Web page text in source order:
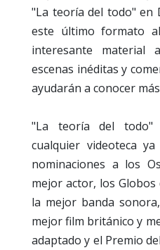
"La teoría del todo" en
este último formato
interesante material
escenas inéditas y
ayudarán a conocer
"La teoría del todo"
cualquier videoteca
nominaciones a los
mejor actor, los
la mejor banda
mejor film británico y
adaptado y el Premio